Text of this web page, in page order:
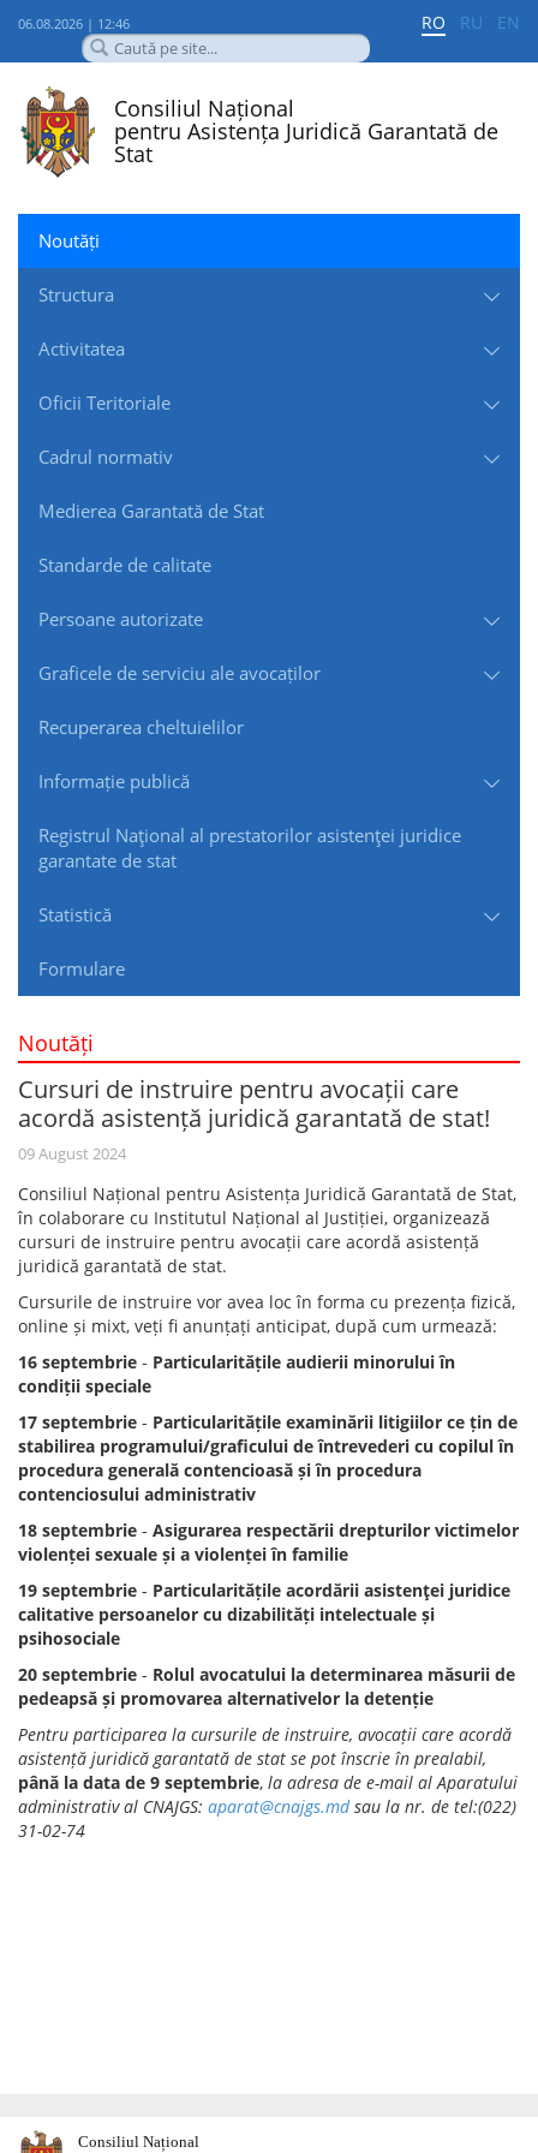
06.08.2026 | 12:46 RO RU EN
Consiliul Național
pentru Asistența Juridică Garantată de
Stat
Noutăți
Structura
Activitatea
Oficii Teritoriale
Cadrul normativ
Medierea Garantată de Stat
Standarde de сalitate
Persoane autorizate
Graficele de serviciu ale avocaților
Recuperarea cheltuielilor
Informație publică
Registrul Naţional al prestatorilor asistenţei juridice
garantate de stat
Statistică
Formulare
Noutăți
Cursuri de instruire pentru avocații care
acordă asistență juridică garantată de stat!
09 August 2024
Consiliul Național pentru Asistența Juridică Garantată de Stat,
în colaborare cu Institutul Național al Justiției, organizează
cursuri de instruire pentru avocații care acordă asistență
juridică garantată de stat.
Cursurile de instruire vor avea loc în forma cu prezența fizică,
online și mixt, veți fi anunțați anticipat, după cum urmează:
16 septembrie - Particularitățile audierii minorului în
condiții speciale
17 septembrie - Particularitățile examinării litigiilor ce țin de
stabilirea programului/graficului de întrevederi cu copilul în
procedura generală contencioasă și în procedura
contenciosului administrativ
18 septembrie - Asigurarea respectării drepturilor victimelor
violenței sexuale și a violenței în familie
19 septembrie - Particularitățile acordării asistenţei juridice
calitative persoanelor cu dizabilități intelectuale și
psihosociale
20 septembrie - Rolul avocatului la determinarea măsurii de
pedeapsă și promovarea alternativelor la detenție
Pentru participarea la cursurile de instruire, avocații care acordă
asistență juridică garantată de stat se pot înscrie în prealabil,
până la data de 9 septembrie, la adresa de e-mail al Aparatului
administrativ al CNAJGS: aparat@cnajgs.mdsau la nr. de tel:(022)
31-02-74
Consiliul Național